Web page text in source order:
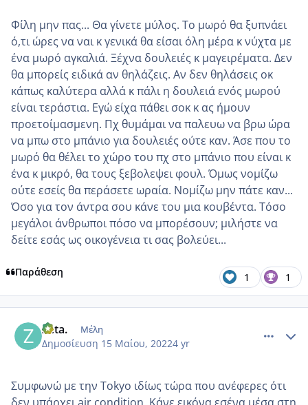
Φίλη μην πας... Θα γίνετε μύλος. Το μωρό θα ξυπνάει
ό,τι ώρες να ναι κ γενικά θα είσαι όλη μέρα κ νύχτα με
ένα μωρό αγκαλιά. Ξέχνα δουλειές κ μαγειρέματα. Δεν
θα μπορείς ειδικά αν θηλάζεις. Αν δεν θηλάσεις οκ
κάπως καλύτερα αλλά κ πάλι η δουλειά ενός μωρού
είναι τεράστια. Εγώ είχα πάθει σοκ κ ας ήμουν
προετοίμασμενη. Πχ θυμάμαι να παλευω να βρω ώρα
να μπω στο μπάνιο για δουλειές ούτε καν. Άσε που το
μωρό θα θέλει το χώρο του πχ στο μπάνιο που είναι κ
ένα κ μικρό, θα τους ξεβολεψει φουλ. Όμως νομίζω
ούτε εσείς θα περάσετε ωραία. Νομίζω μην πάτε καν...
Όσο για τον άντρα σου κάνε του μια κουβέντα. Τόσο
μεγάλοι άνθρωποι πόσο να μπορέσουν; μιλήστε να
δείτε εσάς ως οικογένεια τι σας βολεύει...
Παράθεση 1 1
Zeta. Μέλη
Δημοσίευση 15 Μαίου, 20224 yr
Συμφωνώ με την Tokyo ιδίως τώρα που ανέφερες ότι